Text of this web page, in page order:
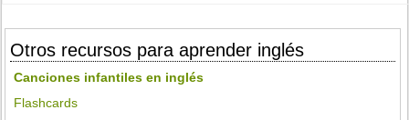
Otros recursos para aprender inglés
Canciones infantiles en inglés
Flashcards